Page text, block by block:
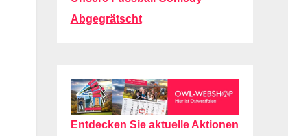
Abgegrätscht
Entdecken Sie aktuelle Aktionen